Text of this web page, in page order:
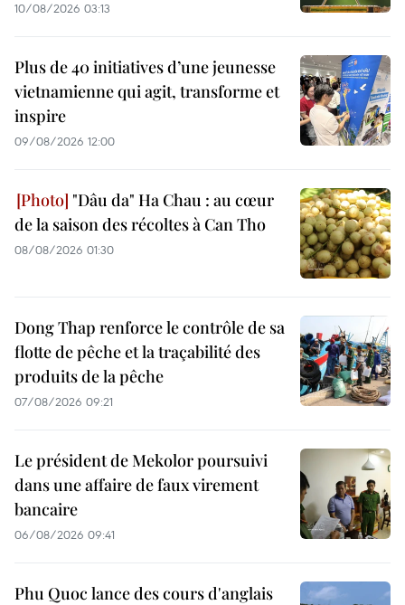
10/08/2026 03:13
Plus de 40 initiatives d’une jeunesse
vietnamienne qui agit, transforme et
inspire
09/08/2026 12:00
"Dâu da" Ha Chau : au cœur
de la saison des récoltes à Can Tho
08/08/2026 01:30
Dong Thap renforce le contrôle de sa
flotte de pêche et la traçabilité des
produits de la pêche
07/08/2026 09:21
Le président de Mekolor poursuivi
dans une affaire de faux virement
bancaire
06/08/2026 09:41
Phu Quoc lance des cours d'anglais